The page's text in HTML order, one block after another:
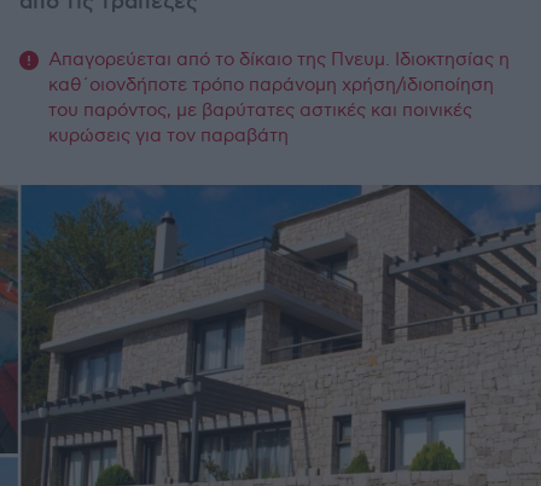
Απαγορεύεται από το δίκαιο της Πνευμ. Ιδιοκτησίας η
καθ΄οιονδήποτε τρόπο παράνομη χρήση/ιδιοποίηση
του παρόντος, με βαρύτατες αστικές και ποινικές
κυρώσεις για τον παραβάτη